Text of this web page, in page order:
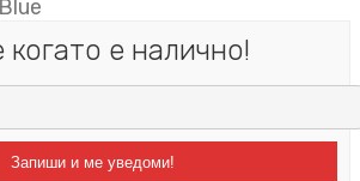
е налично!
Запиши и ме уведоми!